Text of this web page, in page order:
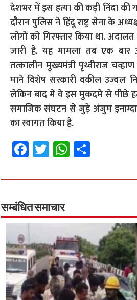
देशभर में इस हत्या की कड़ी निंदा
दौरान पुलिस ने हिंदू राष्ट्र सेना के
लोगों को गिरफ्तार किया था.
जारी है. यह मामला तब एक
तत्कालीन मुख्यमंत्री पृथ्वीराज
माने विशेष सरकारी वकील उज्वल
लेकिन बाद में वे इस मुकदमे से पीछे
समाजिक संघटन से जुड़े अंजुम
का स्वागत किया है.
Fa
ce
b
o
o
k
T
wi
tt
er
W
h
at
p
p
ar
सम्बंधित समाचार